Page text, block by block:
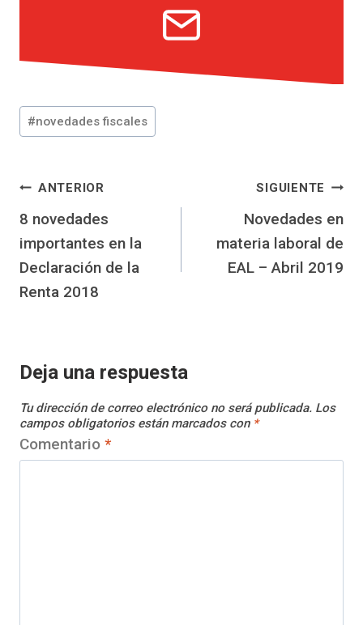
Etiquetas
de
entrada:
#novedades fiscales
Navegación
de
entradas
ANTERIOR
8 novedades
importantes en la
Declaración de la
Renta 2018
SIGUIENTE
Novedades en
materia laboral de
EAL – Abril 2019
Deja una respuesta
Tu dirección de correo electrónico no será publicada. Los
campos obligatorios están marcados con *
Comentario *